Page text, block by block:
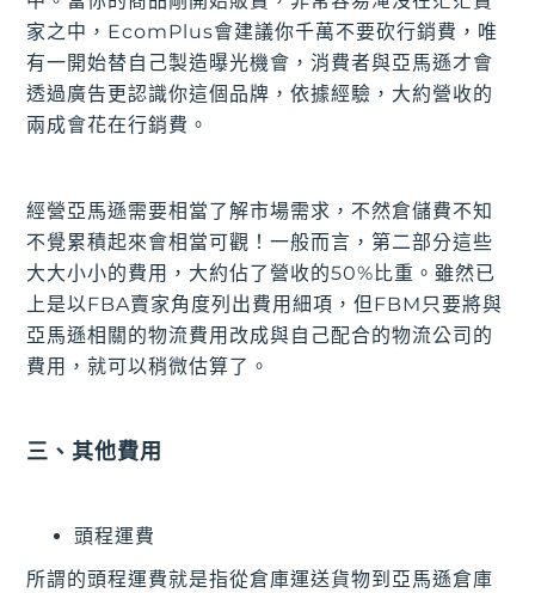
家之中，EcomPlus會建議你千萬不要砍行銷費，唯
有一開始替自己製造曝光機會，消費者與亞馬遜才會
透過廣告更認識你這個品牌，依據經驗，大約營收的
兩成會花在行銷費。
經營亞馬遜需要相當了解市場需求，不然倉儲費不知
不覺累積起來會相當可觀！一般而言，第二部分這些
大大小小的費用，大約佔了營收的50%比重。雖然已
上是以FBA賣家角度列出費用細項，但FBM只要將與
亞馬遜相關的物流費用改成與自己配合的物流公司的
費用，就可以稍微估算了。
三、其他費用
頭程運費
所謂的頭程運費就是指從倉庫運送貨物到亞馬遜倉庫